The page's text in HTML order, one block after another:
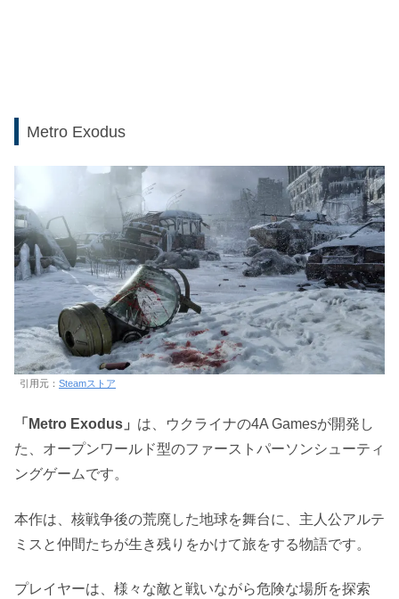
Metro Exodus
引用元： Steamストア
「Metro Exodus」 は、ウクライナの4A Gamesが開発し
た、オープンワールド型のファーストパーソンシューティ
ングゲームです。
本作は、核戦争後の荒廃した地球を舞台に、主人公アルテ
ミスと仲間たちが生き残りをかけて旅をする物語です。
プレイヤーは、様々な敵と戦いながら危険な場所を探索